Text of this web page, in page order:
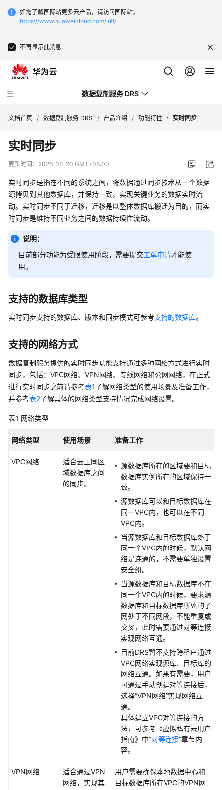
如需了解国际站更多云产品，请访问国际站。
https://www.huaweicloud.com/intl/
不再显示此消息
数据复制服务 DRS
最
新
态
产
品
绍
图
据
复
制
什
么
数
据
复
服
实
文档首页 / 数据复制服务 DRS / 产品介绍 / 功能特性 / 实时同步
实时同步
更新时间： 2026-05-20 GMT+08:00
实时同步是指在不同的系统之间，将数据通过同步技术从一个数据
源拷贝到其他数据库，并保持一致，实现关键业务的数据实时流
动。实时同步不同于迁移，迁移是以整体数据库搬迁为目的，而实
时同步是维持不同业务之间的数据持续性流动。
说明：
目前部分功能为受限使用阶段， 需要提交工单申请才能使
用。
支持的数据库类型
实时同步支持的数据库、版本和同步模式可参考支持的数据库。
支持的网络方式
数据复制服务提供的实时同步功能支持通过多种网络方式进行实时
同步，包括：VPC网络、VPN网络、专线网络和公网网络，在正式
进行实时同步之前请参考表1了解网络类型的使用场景及准备工作，
并参考表2了解具体的网络类型支持情况完成网络设置。
表1 网络类型
网络类型 使用场景 准备工作
VPC网络
适合云上同区
域数据库之间
的同步。
源数据库所在的区域要和目标
数据库实例所在的区域保持一
致。
源数据库可以和目标数据库在
同一VPC内，也可以在不同
VPC内。
当源数据库和目标数据库处于
同一个VPC内的时候，默认网
络是连通的，不需要单独设置
安全组。
当源数据库和目标数据库不在
同一个VPC内的时候，要求源
数据库和目标数据库所处的子
网处于不同网段，不能重复或
交叉，此时需要通过对等连接
实现网络互通。
目前DRS暂不支持跨租户通过
VPC网络实现源库、目标库的
网络互通。如果有需要，用户
可通过手动创建对等连接后，
选择“VPN网络”实现网络互
通。
具体建立VPC对等连接的方
法，可参考《虚拟私有云用户
指南》中“对等连接”章节内
容。
VPN网络
适合通过VPN
网络，实现其
用户需要确保本地数据中心和
目标数据库所在VPC的VPN网